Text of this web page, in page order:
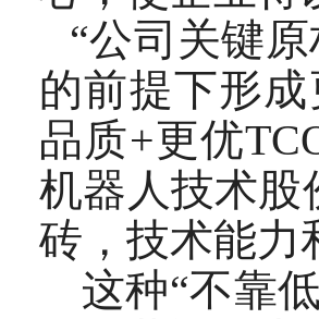
“公司关键
的前提下形
品质+更优
机器人技术股
砖，技术能力
这种“不靠